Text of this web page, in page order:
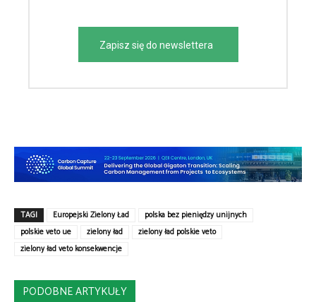
Zapisz się do newslettera
TAGI Europejski Zielony Ład
polska bez pieniędzy unijnych
polskie veto ue
zielony ład
zielony ład polskie veto
zielony ład veto konsekwencje
PODOBNE ARTYKUŁY